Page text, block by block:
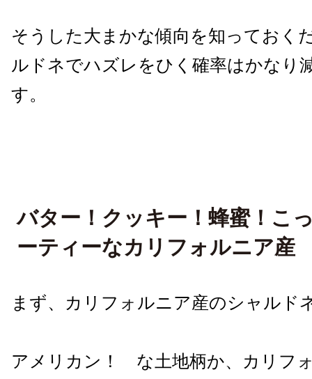
そうした大まかな傾向を知っておく
ルドネでハズレをひく確率はかなり
す。
バター！クッキー！蜂蜜！こ
ーティーなカリフォルニア産
まず、カリフォルニア産のシャルド
アメリカン！ な土地柄か、カリフ